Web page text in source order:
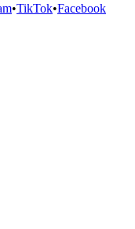
•TikTok•Facebook